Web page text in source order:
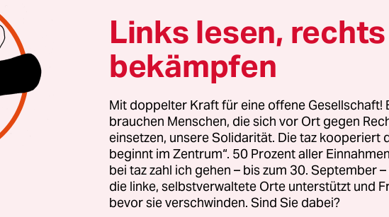
zu den Zeugen Jehovas. Ich hätte es auch gleich
anhand ihrer Kleidung. Ich weiß nicht, ob die
ihre eigenen Läden haben, denn so sehen sie aus, als
gleichen Laden einkaufen.
Text erschien zuerst in derwochentaz, unserer
von links!
der wochentaz geht es jede Woche um die Welt, wie sie ist – und
Links lesen, rechts
bekämpfen
Mit doppelter Kraft für eine offene Gesellschaft!
brauchen Menschen, die sich vor Ort gegen
einsetzen, unsere Solidarität. Die taz kooperiert
beginnt im Zentrum“. 50 Prozent aller
bei taz zahl ich gehen – bis zum 30. September
die linke, selbstverwaltete Orte unterstützt und
bevor sie verschwinden. Sind Sie dabei?